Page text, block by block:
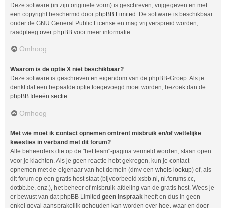
Deze software (in zijn originele vorm) is geschreven, vrijgegeven en met
een copyright beschermd door phpBB Limited . De software is beschikbaar
onder de GNU General Public License en mag vrij verspreid worden,
raadpleeg over phpBB voor meer informatie.
Omhoog
Waarom is de optie X niet beschikbaar?
Deze software is geschreven en eigendom van de phpBB-Groep. Als je
denkt dat een bepaalde optie toegevoegd moet worden, bezoek dan de
phpBB Ideeën sectie.
Omhoog
Met wie moet ik contact opnemen omtrent misbruik en/of wettelijke
kwesties in verband met dit forum?
Alle beheerders die op de "het team"-pagina vermeld worden, staan open
voor je klachten. Als je geen reactie hebt gekregen, kun je contact
opnemen met de eigenaar van het domein (dmv een whois lookup) of, als
dit forum op een gratis host staat (bijvoorbeeld xsbb.nl, nl.forums.cc,
dotbb.be, enz.), het beheer of misbruik-afdeling van de gratis host. Wees je
er bewust van dat phpBB Limited geen inspraak heeft en dus in geen
enkel geval aansprakelijk gehouden kan worden over hoe, waar en door